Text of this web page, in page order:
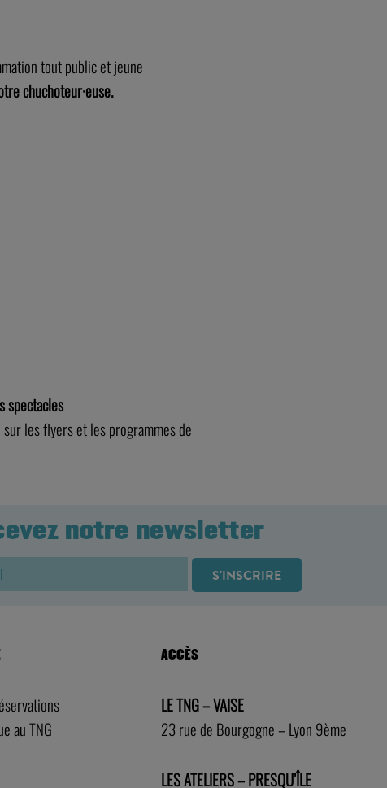
tout public et jeune
chuchoteur·euse.
spectacles
les flyers et les programmes de
notre newsletter
au TNG
ACCÈS
LE TNG – VAISE
23 rue de Bourgogne – Lyon 9ème
LES ATELIERS – PRESQU’ÎLE